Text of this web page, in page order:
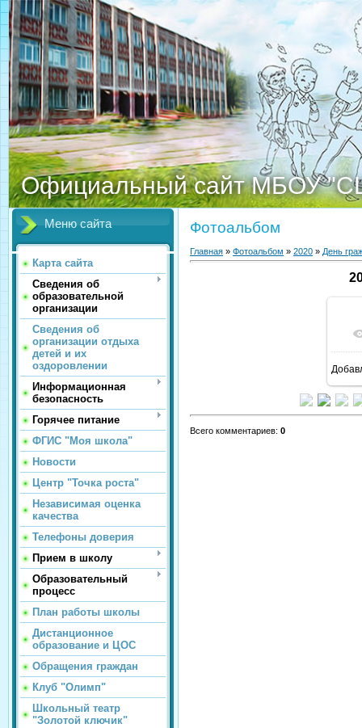
Официальный сайт МБОУ
Меню сайта
Карта сайта
Сведения об
образовательной
организации
Сведения об
организации отдыха
детей и их
оздоровлении
Информационная
безопасность
Горячее питание
ФГИС "Моя школа"
Новости
Центр "Точка роста"
Независимая оценка
качества
Телефоны доверия
Прием в школу
Образовательный
процесс
План работы школы
Дистанционное
образование и ЦОС
Обращения граждан
Клуб "Олимп"
Школьный театр
"Золотой ключик"
Фотоальбом
Главная » Фотоальбом » 2020 » День
Всего комментариев: 0